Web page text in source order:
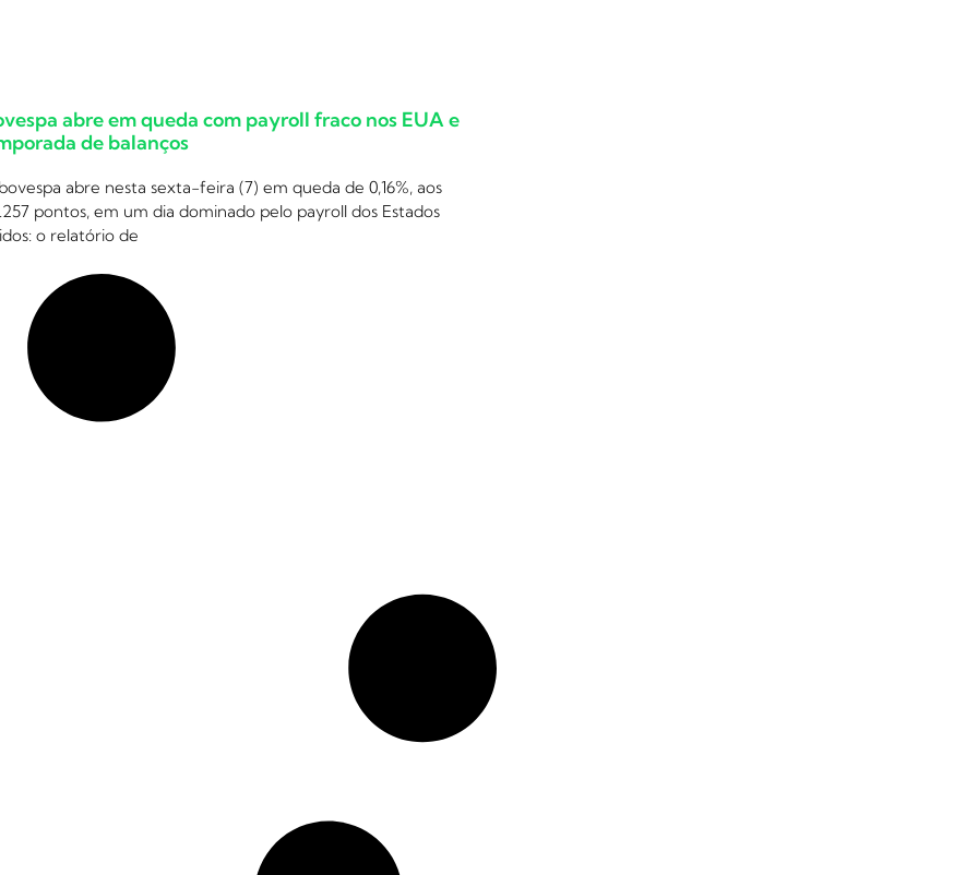
abre em queda com payroll fraco nos EUA e
de balanços
abre nesta sexta-feira (7) em queda de 0,16%, aos
pontos, em um dia dominado pelo payroll dos Estados
o relatório de